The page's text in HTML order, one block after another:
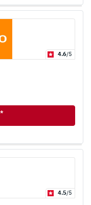
4.6/5
*
4.5/5